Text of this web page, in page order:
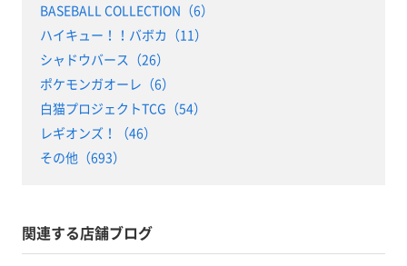
BASEBALL COLLECTION（6）
ハイキュー！！バボカ（11）
シャドウバース（26）
ポケモンガオーレ（6）
白猫プロジェクトTCG（54）
レギオンズ！（46）
その他（693）
関連する店舗ブログ